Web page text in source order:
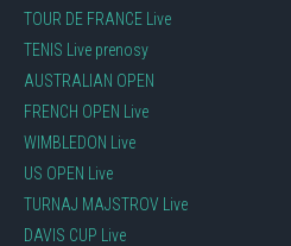
TOUR DE FRANCE Live
TENIS Live prenosy
AUSTRALIAN OPEN
FRENCH OPEN Live
WIMBLEDON Live
US OPEN Live
TURNAJ MAJSTROV Live
DAVIS CUP Live